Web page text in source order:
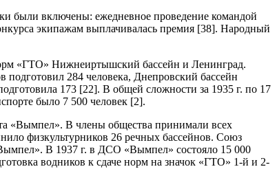
были включены: ежедневное проведение командой
экипажам выплачивалась премия [38]. Народный
«ГТО» Нижнеиртышский бассейн и Ленинград.
284 человека, Днепровский бассейн
173 [22]. В общей сложности за 1935 г. по 17
было 7 500 человек [2].
«Вымпел». В члены общества принимали всех
физкультурников 26 речных бассейнов. Союз
В 1937 г. в ДСО «Вымпел» состояло 15 000
водников к сдаче норм на значок «ГТО» 1-й и 2-